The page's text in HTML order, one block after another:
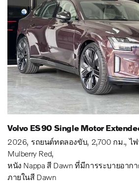
Volvo ES90 Single Motor
2026 รถยนต์ทดลองขับ 2,700 กม. ไ
Mulberry Red
หนัง Nappa สี Dawn ที่มีการระบายอาก
ภายในสี Dawn